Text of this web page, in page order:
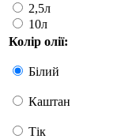
2,5л
10л
Колір олії:
Білий
Каштан
Тік